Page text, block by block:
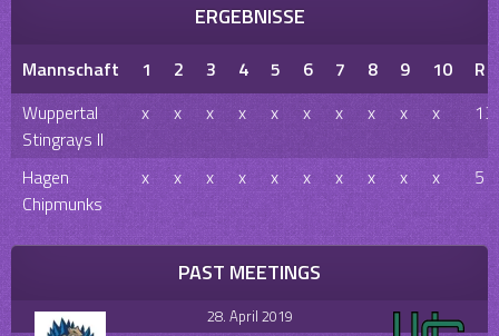
ERGEBNISSE
Mannschaft 1 2 3 4 5 6 7 8 9 10
R
Wuppertal
Stingrays II
x x x x x x x x x x 13
Hagen
Chipmunks
x x x x x x x x x x 5
PAST MEETINGS
28. April 2019